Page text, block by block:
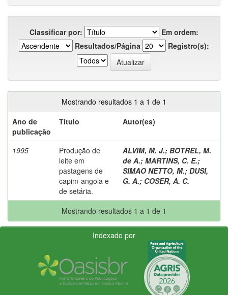
Classificar por:
Em ordem:
Resultados/Página
Registro(s):
Mostrando resultados 1 a 1 de 1
Ano de
publicação
Título Autor(es)
1995
Produção de
leite em
pastagens de
capim-angola e
de setária.
ALVIM, M. J.; BOTREL, M.
de A.; MARTINS, C. E.;
SIMAO NETTO, M.; DUSI,
G. A.; COSER, A. C.
Mostrando resultados 1 a 1 de 1
Indexado por